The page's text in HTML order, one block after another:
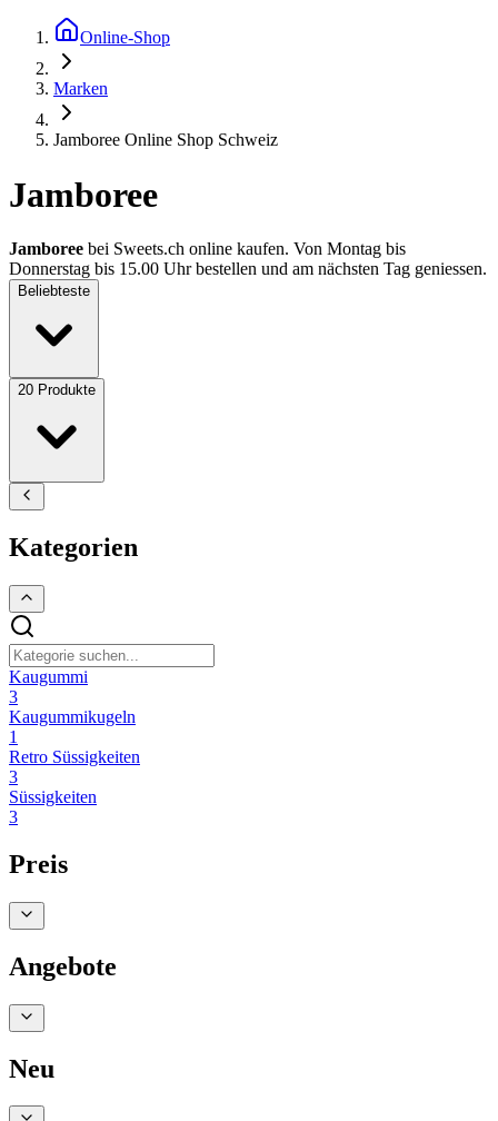
Online-Shop
Marken
Jamboree Online Shop Schweiz
Jamboree
Jamboree bei Sweets.ch online kaufen. Von Montag bis
Donnerstag bis 15.00 Uhr bestellen und am nächsten Tag geniessen.
Beliebteste
20 Produkte
Kategorien
Kaugummi
3
Kaugummikugeln
1
Retro Süssigkeiten
3
Süssigkeiten
3
Preis
Angebote
Neu